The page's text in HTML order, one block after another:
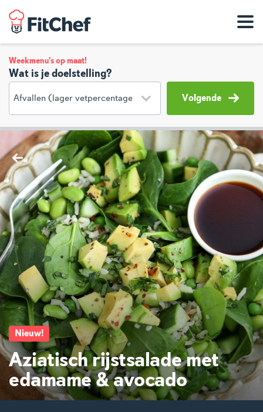
Weekmenu's op maat!
Wat is je doelstelling?
Volgende
Nieuw!
Aziatisch rijstsalade met
edamame & avocado